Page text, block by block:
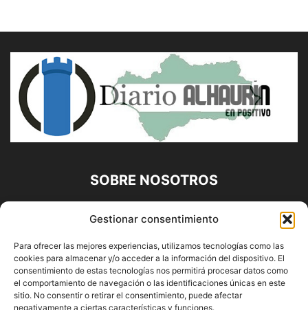
Gestionar consentimiento
Para ofrecer las mejores experiencias, utilizamos tecnologías como las
cookies para almacenar y/o acceder a la información del dispositivo. El
consentimiento de estas tecnologías nos permitirá procesar datos como
el comportamiento de navegación o las identificaciones únicas en este
sitio. No consentir o retirar el consentimiento, puede afectar
negativamente a ciertas características y funciones.
SOBRE NOSOTROS
Diario Alhaurín (www.alhaurindelatorre.com) Propiedad de
Francisco E. López López | 639 95 71 95 | Noticias de
Alhaurín de la Torre, Málaga y Provincia|
Contáctanos:info@alhaurindelatorre.com